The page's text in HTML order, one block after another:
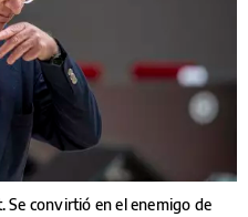
Se convirtió en el enemigo de